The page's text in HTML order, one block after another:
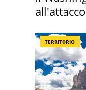
TERRITORIO